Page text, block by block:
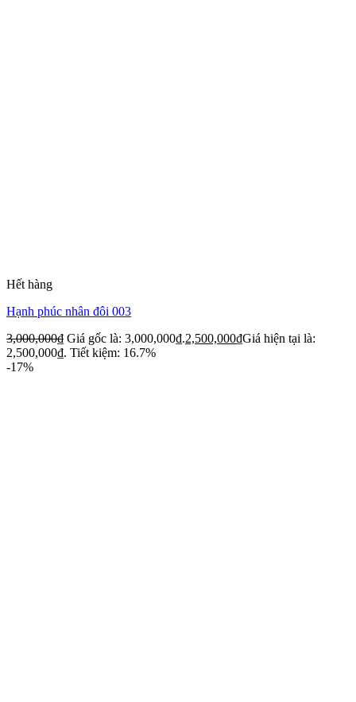
Hết hàng
Hạnh phúc nhân đôi 003
3,000,000₫ Giá gốc là: 3,000,000₫.2,500,000₫Giá hiện tại là:
2,500,000₫. Tiết kiệm: 16.7%
-17%